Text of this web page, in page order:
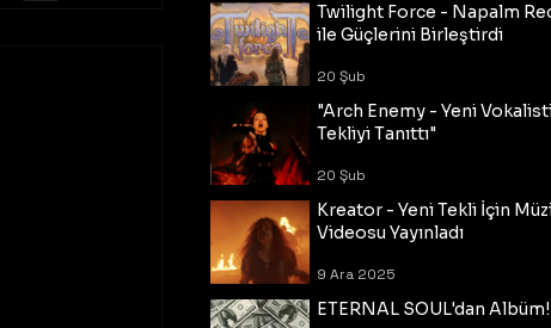
Twilight Force - Napalm
ile Güçlerini Birleştirdi
20 Şub
"Arch Enemy - Yeni
Tekliyi Tanıttı"
20 Şub
Kreator - Yeni Tekli İçin
Videosu Yayınladı
9 Ara 2025
ETERNAL SOUL'dan Albüm!